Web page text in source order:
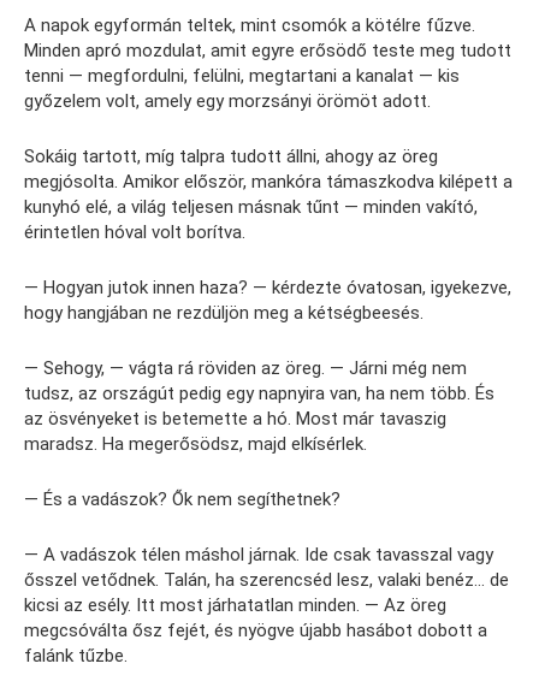
A napok egyformán teltek, mint csomók a kötélre fűzve.
Minden apró mozdulat, amit egyre erősödő teste meg tudott
tenni — megfordulni, felülni, megtartani a kanalat — kis
győzelem volt, amely egy morzsányi örömöt adott.
Sokáig tartott, míg talpra tudott állni, ahogy az öreg
megjósolta. Amikor először, mankóra támaszkodva kilépett a
kunyhó elé, a világ teljesen másnak tűnt — minden vakító,
érintetlen hóval volt borítva.
— Hogyan jutok innen haza? — kérdezte óvatosan, igyekezve,
hogy hangjában ne rezdüljön meg a kétségbeesés.
— Sehogy, — vágta rá röviden az öreg. — Járni még nem
tudsz, az országút pedig egy napnyira van, ha nem több. És
az ösvényeket is betemette a hó. Most már tavaszig
maradsz. Ha megerősödsz, majd elkísérlek.
— És a vadászok? Ők nem segíthetnek?
— A vadászok télen máshol járnak. Ide csak tavasszal vagy
ősszel vetődnek. Talán, ha szerencséd lesz, valaki benéz… de
kicsi az esély. Itt most járhatatlan minden. — Az öreg
megcsóválta ősz fejét, és nyögve újabb hasábot dobott a
falánk tűzbe.